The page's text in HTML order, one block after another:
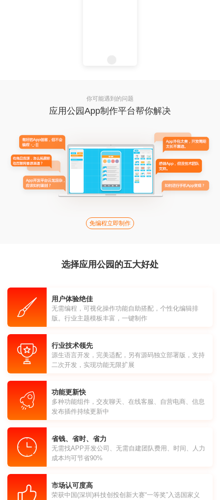
你可能遇到的问题
应用公园App制作平台帮你解决
免编程立即制作
选择应用公园的五大好处
用户体验绝佳
无需编程，可视化操作功能自助搭配，个性化编辑排
版。行业主题模板丰富，一键制作
行业技术领先
源生语言开发，完美适配，另有源码独立部署版，支持
二次开发，实现功能无限扩展
功能更新快
多种功能组件，交友聊天、在线客服、自营电商、信息
发布插件持续更新中
省钱、省时、省力
无需找APP开发公司、无需自建团队费用、时间、人力
成本均可节省90%
市场认可度高
荣获中国(深圳)科技创投创新大赛“一等奖”入选国家义